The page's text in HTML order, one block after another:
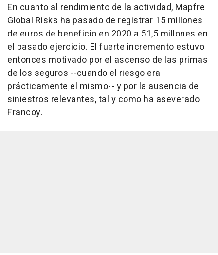
En cuanto al rendimiento de la actividad, Mapfre
Global Risks ha pasado de registrar 15 millones
de euros de beneficio en 2020 a 51,5 millones en
el pasado ejercicio. El fuerte incremento estuvo
entonces motivado por el ascenso de las primas
de los seguros --cuando el riesgo era
prácticamente el mismo-- y por la ausencia de
siniestros relevantes, tal y como ha aseverado
Francoy.